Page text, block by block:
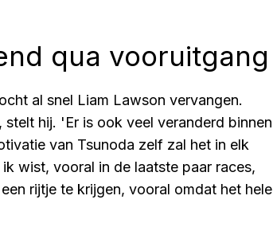
qua vooruitgang
al snel Liam Lawson vervangen.
hij. 'Er is ook veel veranderd binnen
van Tsunoda zelf zal het in elk
wist, vooral in de laatste paar races,
rijtje te krijgen, vooral omdat het hele